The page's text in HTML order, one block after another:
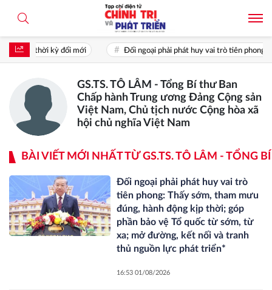
mới Đối ngoại phải phát huy vai trò tiên phong: Thấy sớm, tham
GS.TS. TÔ LÂM - Tổng Bí thư Ban
Chấp hành Trung ương Đảng Cộng sản
Việt Nam, Chủ tịch nước Cộng hòa xã
hội chủ nghĩa Việt Nam
BÀI VIẾT MỚI NHẤT TỪ GS.TS. TÔ LÂM - TỔNG
Đối ngoại phải phát huy vai trò
tiên phong: Thấy sớm, tham mưu
đúng, hành động kịp thời; góp
phần bảo vệ Tổ quốc từ sớm, từ
xa; mở đường, kết nối và tranh
thủ nguồn lực phát triển*
16:53 01/08/2026